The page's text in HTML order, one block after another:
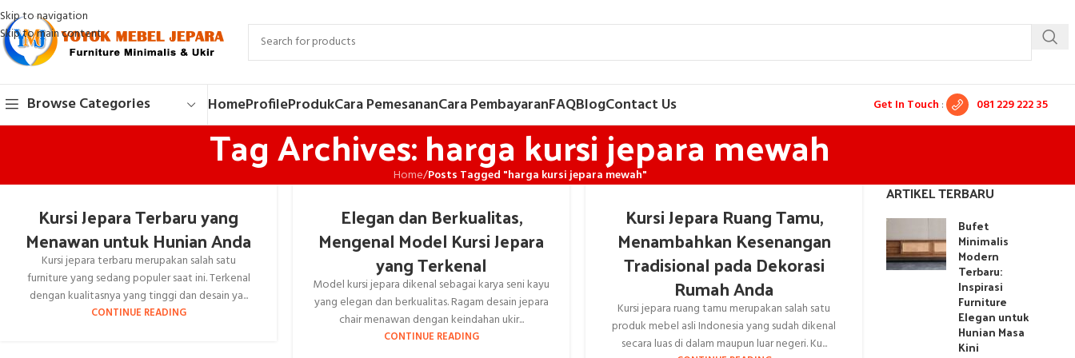
Skip to navigation
Skip to main content
Browse Categories HomeProfileProdukCara PemesananCara PembayaranFAQBlogContact Us Get In Touch : 081 229 222 35
Tag Archives: harga kursi jepara mewah
Home/Posts Tagged "harga kursi jepara mewah"
Kursi Jepara Terbaru yang
Menawan untuk Hunian Anda
Kursi jepara terbaru merupakan salah satu
furniture yang sedang populer saat ini. Terkenal
dengan kualitasnya yang tinggi dan desain ya...
CONTINUE READING
Elegan dan Berkualitas,
Mengenal Model Kursi Jepara
yang Terkenal
Model kursi jepara dikenal sebagai karya seni kayu
yang elegan dan berkualitas. Ragam desain jepara
chair menawan dengan keindahan ukir...
CONTINUE READING
Kursi Jepara Ruang Tamu,
Menambahkan Kesenangan
Tradisional pada Dekorasi
Rumah Anda
Kursi jepara ruang tamu merupakan salah satu
produk mebel asli Indonesia yang sudah dikenal
secara luas di dalam maupun luar negeri. Ku...
ARTIKEL TERBARU
Bufet
Minimalis
Modern
Terbaru:
Inspirasi
Furniture
Elegan untuk
Hunian Masa
Kini